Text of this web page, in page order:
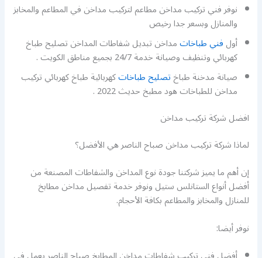
نوفر فني تركيب مداخن مطاعم لتركيب مداخن في المطاعم والمخابز
والمنازل وبسعر جدا رخيص
أولفني طباخاتمداخن تبديل شفاطات المداخن تصليح طباخ
كهربائي وتنظيف وصيانة خدمة 24/7 بجميع مناطق الكويت .
صيانة مدخنة طباختصليح طباخاتكهربائية طباخ كهربائي تركيب
مداخن للطباخات هود مطبخ حديث 2022 .
افضل شركة تركيب مداخن
لماذا شركة تركيب مداخن صباح الناصر هي الأفضل؟
إن أهم ما يميز شركتنا جودة نوع المداخن والشفاطات المصنعة من
أفضل أنواع الستانلس ستيل ونوفر خدمة تفصيل مداخن مطابخ
للمنازل والمخابز والمطاعم بكافة الأحجام.
نوفر أيضا: